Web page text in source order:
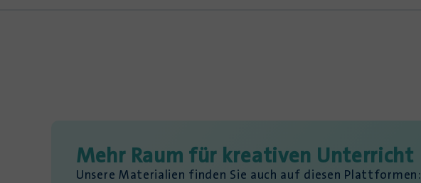
Mehr Raum für kreativen Unterricht
Unsere Materialien finden Sie auch auf diesen Plattformen: